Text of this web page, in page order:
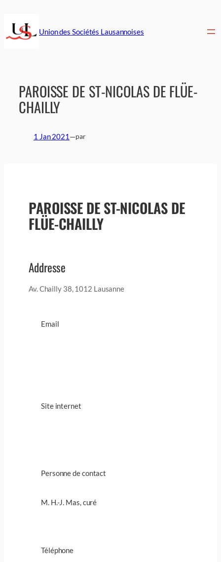
contenu
Union des Sociétés Lausannoises
PAROISSE DE ST-NICOLAS DE FLÜE-
CHAILLY
1 Jan 2021 —par
PAROISSE DE ST-NICOLAS DE
FLÜE-CHAILLY
Addresse
Av. Chailly 38, 1012 Lausanne
Email
Site internet
Personne de contact
M. H.-J. Mas, curé
Téléphone